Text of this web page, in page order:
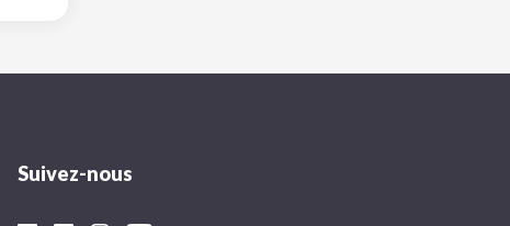
Suivez-nous